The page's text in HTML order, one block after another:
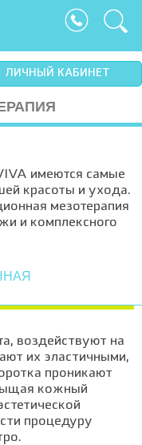
ЛИЧНЫЙ КАБИНЕТ
имеются самые
красоты и ухода.
мезотерапия
и комплексного
воздействуют на
их эластичными,
проникают
кожный
процедуру